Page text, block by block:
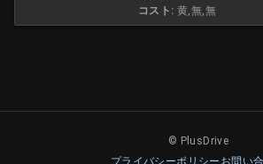
コスト: 黄,無,無
© PlusDrive
プライバシーポリシー お問い